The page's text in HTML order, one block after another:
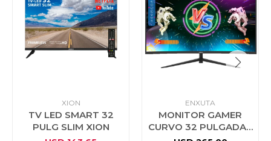
XION
TV LED SMART 32
PULG SLIM XION
ENXUTA
MONITOR GAMER
CURVO 32 PULGADAS